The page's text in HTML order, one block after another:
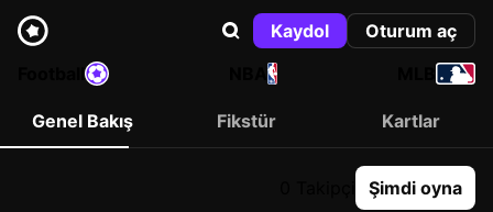
Kaydol
Oturum aç
NBA
Genel Bakış Fikstür Kartlar
Şimdi oyna